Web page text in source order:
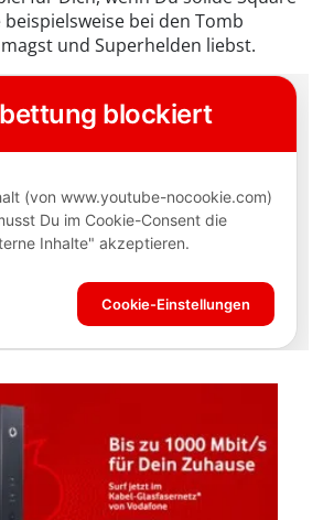
beispielsweise bei den Tomb
und Superhelden liebst.